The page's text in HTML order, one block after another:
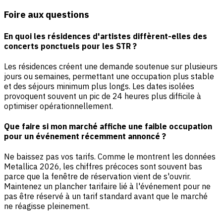
Foire aux questions
En quoi les résidences d'artistes diffèrent-elles des
concerts ponctuels pour les STR ?
Les résidences créent une demande soutenue sur plusieurs
jours ou semaines, permettant une occupation plus stable
et des séjours minimum plus longs. Les dates isolées
provoquent souvent un pic de 24 heures plus difficile à
optimiser opérationnellement.
Que faire si mon marché affiche une faible occupation
pour un événement récemment annoncé ?
Ne baissez pas vos tarifs. Comme le montrent les données
Metallica 2026, les chiffres précoces sont souvent bas
parce que la fenêtre de réservation vient de s'ouvrir.
Maintenez un plancher tarifaire lié à l'événement pour ne
pas être réservé à un tarif standard avant que le marché
ne réagisse pleinement.